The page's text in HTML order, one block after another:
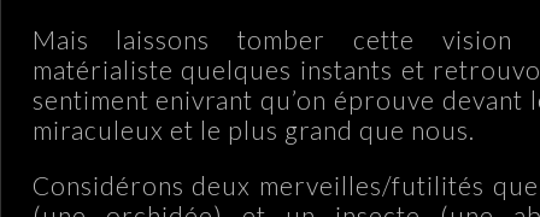
Mais laissons tomber cette vision
matérialiste quelques instants et
sentiment enivrant qu’on éprouve devant
miraculeux et le plus grand que nous.
Considérons deux merveilles/futilités